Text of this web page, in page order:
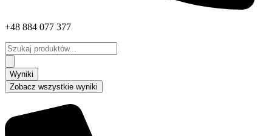
+48 884 077 377
Search
...
Wyniki
Zobacz wszystkie wyniki